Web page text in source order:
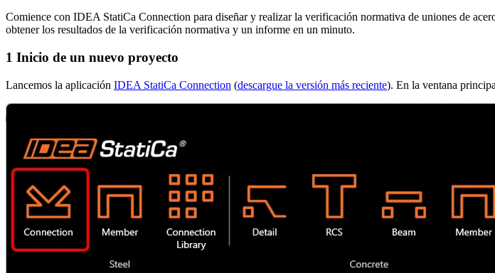
Comience con IDEA StatiCa Connection para diseñar y realizar la verificación normativa de uniones de
obtener los resultados de la verificación normativa y un informe en un minuto.
1 Inicio de un nuevo proyecto
Lancemos la aplicación IDEA StatiCa Connection (descargue la versión más reciente). En la ventana